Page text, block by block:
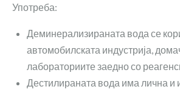
Употреба:
Деминерализираната вода се
автомобилската индустрија,
лабораториите заедно со
Дестилираната вода има лична и